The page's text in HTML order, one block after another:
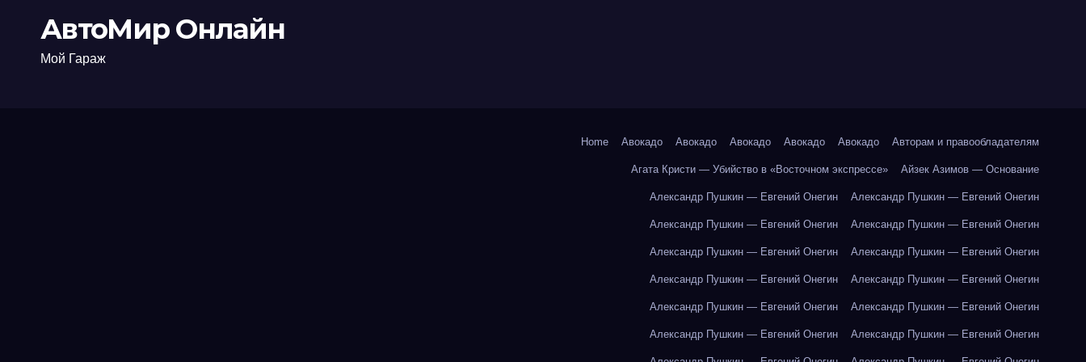
АвтоМир Онлайн
Мой Гараж
Home Авокадо Авокадо Авокадо Авокадо Авокадо Авторам и правообладателям
Агата Кристи — Убийство в «Восточном экспрессе» Айзек Азимов — Основание
Александр Пушкин — Евгений Онегин Александр Пушкин — Евгений Онегин
Александр Пушкин — Евгений Онегин Александр Пушкин — Евгений Онегин
Александр Пушкин — Евгений Онегин Александр Пушкин — Евгений Онегин
Александр Пушкин — Евгений Онегин Александр Пушкин — Евгений Онегин
Александр Пушкин — Евгений Онегин Александр Пушкин — Евгений Онегин
Александр Пушкин — Евгений Онегин Александр Пушкин — Евгений Онегин